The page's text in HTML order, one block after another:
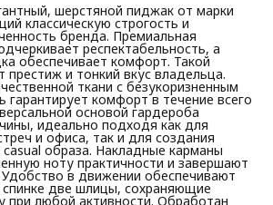
шерстяной пиджак от марки
классическую строгость и
бренда. Премиальная
респектабельность, а
обеспечивает комфорт. Такой
престиж и тонкий вкус владельца.
ткани с безукоризненным
гарантирует комфорт в течение всего
основой гардероба
идеально подходя как для
и офиса, так и для создания
образа. Накладные карманы
ноту практичности и завершают
в движении обеспечивают
две шлицы, сохраняющие
при любой активности. Обработан